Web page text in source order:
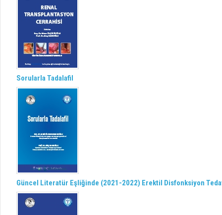
Sorularla Tadalafil
Güncel Literatür Eşliğinde (2021-2022) Erektil Disfonksiyon